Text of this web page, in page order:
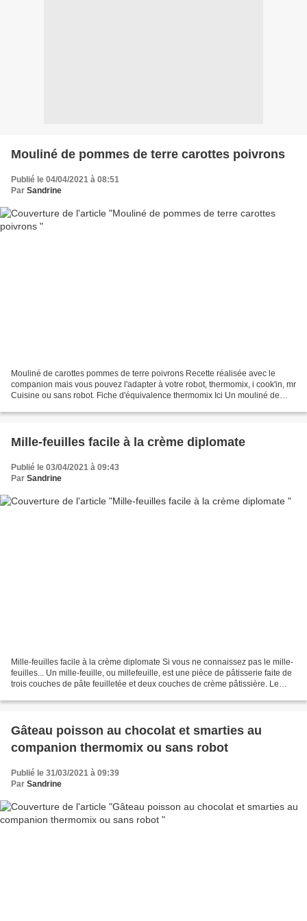
Mouliné de pommes de terre carottes poivrons
Publié le 04/04/2021 à 08:51
Par Sandrine
Mouliné de carottes pommes de terre poivrons Recette réalisée avec le
companion mais vous pouvez l'adapter à votre robot, thermomix, i cook'in, mr
Cuisine ou sans robot. Fiche d'équivalence thermomix Ici Un mouliné de
Mille-feuilles facile à la crème diplomate
Publié le 03/04/2021 à 09:43
Par Sandrine
Mille-feuilles facile à la crème diplomate Si vous ne connaissez pas le mille-
feuilles... Un mille-feuille, ou millefeuille, est une pièce de pâtisserie faite de
trois couches de pâte feuilletée et deux couches de crème pâtissière. Le
Gâteau poisson au chocolat et smarties au
companion thermomix ou sans robot
Publié le 31/03/2021 à 09:39
Par Sandrine